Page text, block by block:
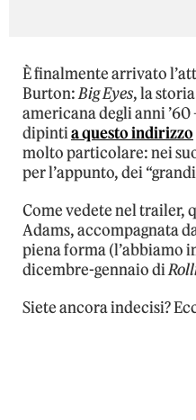
È finalmente arrivato
Burton:Big Eyes, la
americana degli anni
dipintia questo indirizzo
molto particolare: nei
per l’appunto, dei
Come vedete nel trailer,
Adams, accompagnata
piena forma (l’abbiamo
dicembre-gennaio di
Siete ancora indecisi?